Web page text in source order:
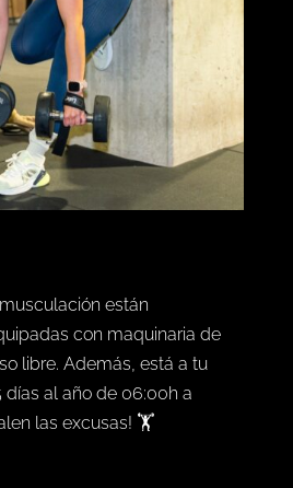
están
con maquinaria de
libre. Además, está a tu
días al año de 06:00h a
las excusas! 🏋️